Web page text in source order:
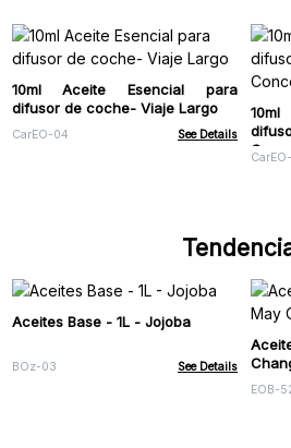
10ml Aceite Esencial para
difusor de coche- Viaje Largo
CarEO-04 See Details
Aceites Base - 1L - Jojoba
BOz-03 See Details
EOB-